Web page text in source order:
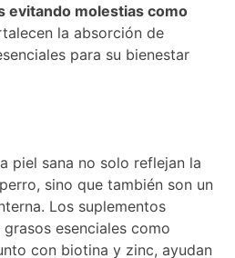
evitando molestias como
la absorción de
para su bienestar
piel sana no solo reflejan la
sino que también son un
Los suplementos
esenciales como
con biotina y zinc, ayudan